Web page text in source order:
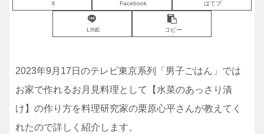
X Facebook はてブ
LINE コピー
2023年9月17日のテレビ東京系列「男子ごはん」では
お家で作れるお月見料理として【水菜のあっさり漬
け】の作り方を料理研究家の栗原心平さんが教えてく
れたので詳しく紹介します。